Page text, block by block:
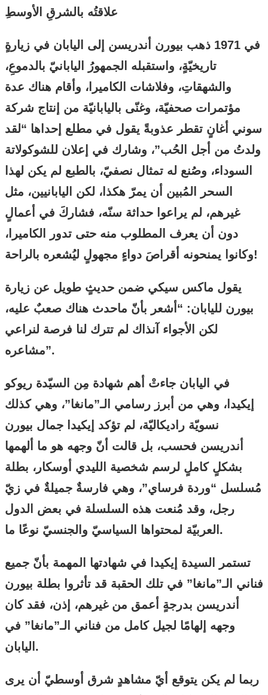
علاقتُه بالشرقِ الأوسطِ
في 1971 ذهب بيورن أندريسن إلى اليابان في زيارةٍ
تاريخيّةٍ، واستقبله الجمهورُ اليابانيّ بالدموعِ،
والشهقاتِ، وفلاشات الكاميرا، وأقام هناك عدة
مؤتمرات صحفيّة، وغنّى باليابانيّة من إنتاج شركة
سوني أغانٍ تقطر عذوبةً يقول في مطلع إحداها “لقد
ولدتُ من أجل الحُب”، وشارك في إعلان للشوكولاتة
السوداء، وصُنع له تمثال نصفيّ، بالطبع لم يكن لهذا
السحر المُبين أن يمرّ هكذا، لكن اليابانيين، مثل
غيرهم، لم يراعوا حداثة سنّه، فشاركَ في أعمالٍ
دون أن يعرف المطلوب منه حتى تدور الكاميرا،
وكانوا يمنحونه أقراصَ دواءٍ مجهولٍ ليُشعره بالراحة!
يقول ماكس سيكي ضمن حديثٍ طويل عن زيارة
بيورن لليابان: “أشعر بأنّ ماحدث هناك صعبٌ عليه،
لكن الأجواء آنذاك لم تترك لنا فرصة لنراعي
مشاعره”.
في اليابان جاءتْ أهم شهادة مِن السيّدة ريوكو
إيكيدا، وهي من أبرز رسامي الـ”مانغا”، وهي كذلك
نسويّة راديكاليّة، لم تؤكد إيكيدا جمال بيورن
أندريسن فحسب، بل قالت أنّ وجهه هو ما ألهمها
بشكلٍ كاملٍ لرسم شخصية الليدي أوسكار، بطلة
مُسلسل “وردة فرساي”، وهي فارسةٌ جميلةٌ في زيّ
رجل، وقد مُنعت هذه السلسلة في بعض الدول
العربيّة لمحتواها السياسيّ والجنسيّ نوعًا ما.
تستمر السيدة إيكيدا في شهادتها المهمة بأنّ جميع
فناني الـ”مانغا” في تلك الحقبة قد تأثروا بطلة بيورن
أندريسن بدرجةٍ أعمق من غيرهم، إذن، فقد كان
وجهه إلهامًا لجيل كامل من فناني الـ”مانغا” في
اليابان.
ربما لم يكن يتوقع أيّ مشاهدٍ شرق أوسطيّ أن يرى